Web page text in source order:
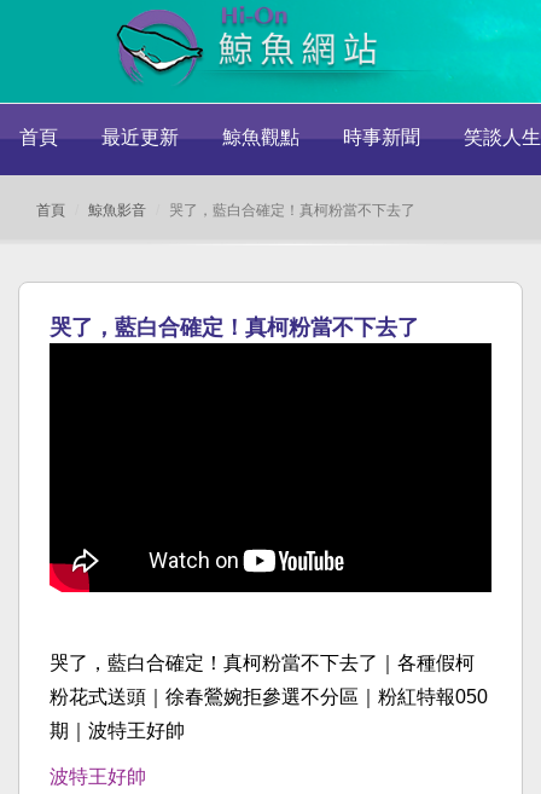
首頁 最近更新 鯨魚觀點 時事新聞 笑談人生
首頁 鯨魚影音 哭了，藍白合確定！真柯粉當不下去了
哭了，藍白合確定！真柯粉當不下去了
哭了，藍白合確定！真柯粉當不下去了｜各種假柯
粉花式送頭｜徐春鶯婉拒參選不分區｜粉紅特報050
期｜波特王好帥
波特王好帥